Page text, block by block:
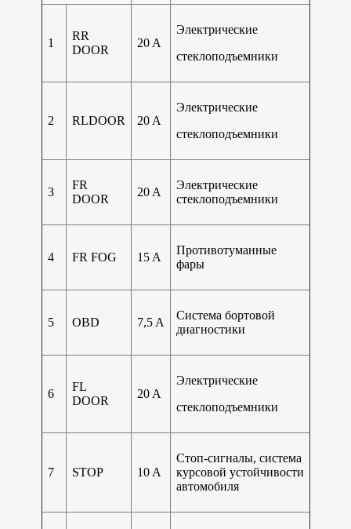
1
RR
DOOR
20 A
Электрические
стеклоподъемники
2 RLDOOR 20 A
Электрические
стеклоподъемники
3
FR
DOOR
20 A
Электрические
стеклоподъемники
4 FR FOG 15 A
Противотуманные
фары
5 OBD 7,5 A
Система бортовой
диагностики
6
FL
DOOR
20 A
Электрические
стеклоподъемники
7 STOP 10 A
Стоп-сигналы, система
курсовой устойчивости
автомобиля